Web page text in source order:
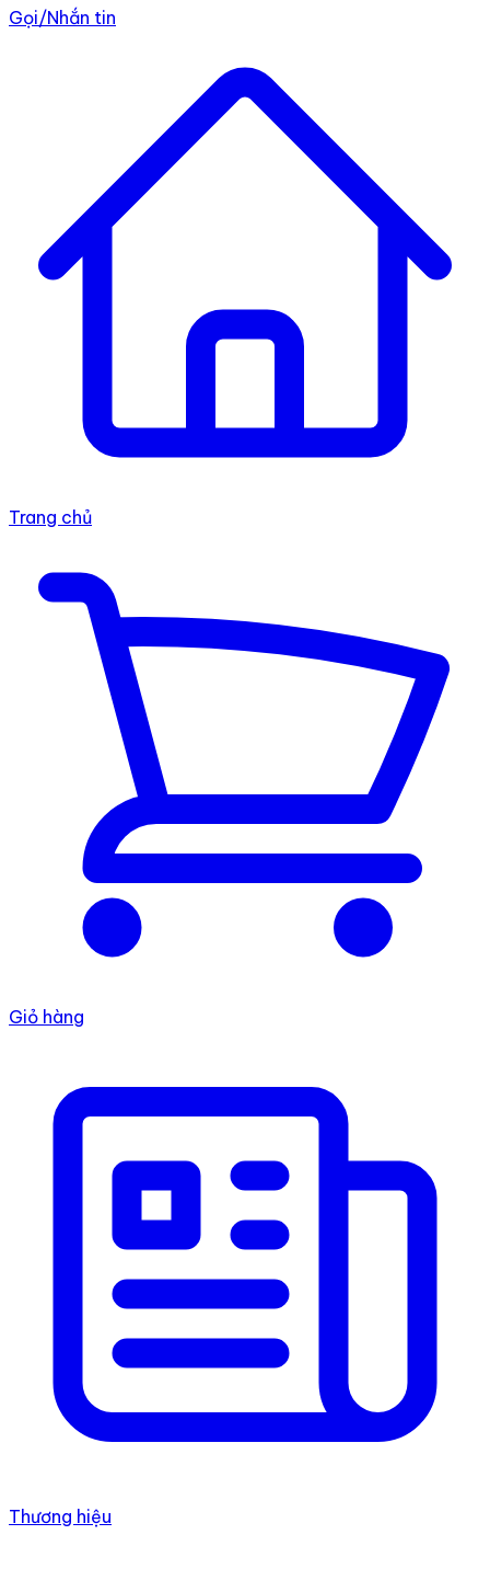
Gọi/Nhắn tin
Trang chủ
Giỏ hàng
Thương hiệu